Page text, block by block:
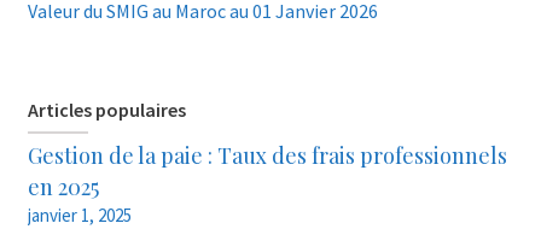
Valeur du SMIG au Maroc au 01 Janvier 2026
Articles populaires
Gestion de la paie : Taux des frais professionnels
en 2025
janvier 1, 2025